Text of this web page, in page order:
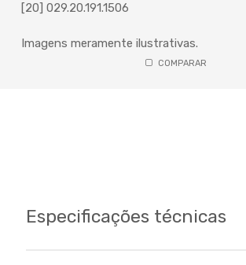
[20] 029.20.191.1506
Imagens meramente ilustrativas.
COMPARAR
Especificações técnicas